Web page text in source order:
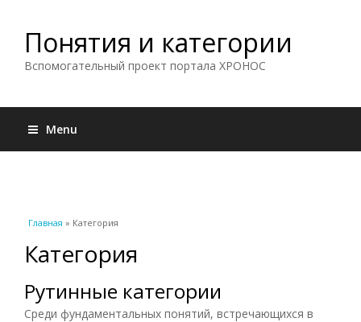
Понятия и категории
Вспомогательный проект портала ХРОНОС
Menu
Вы здесь
Главная » Категория
Категория
Рутинные категории
Среди фундаментальных понятий, встречающихся в